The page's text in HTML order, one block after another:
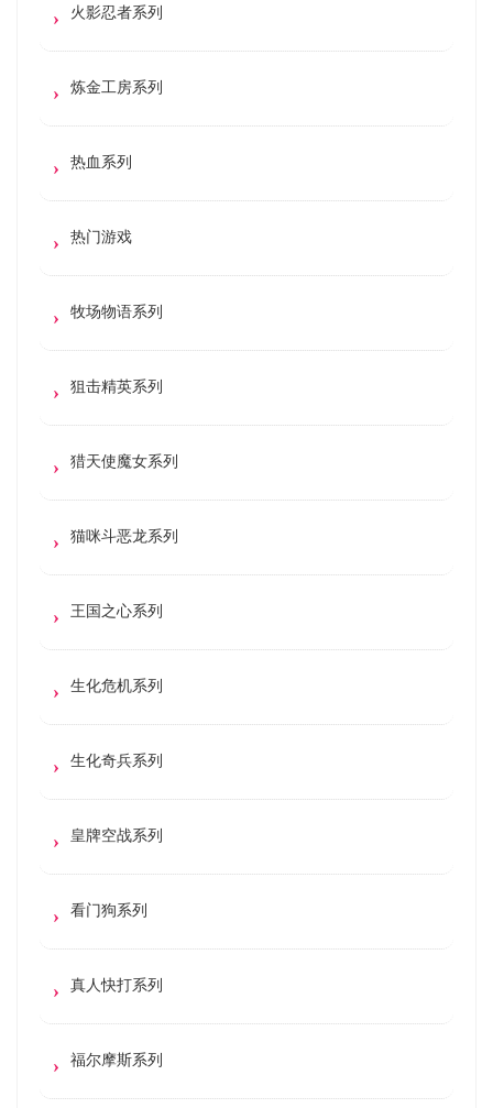
火影忍者系列
炼金工房系列
热血系列
热门游戏
牧场物语系列
狙击精英系列
猎天使魔女系列
猫咪斗恶龙系列
王国之心系列
生化危机系列
生化奇兵系列
皇牌空战系列
看门狗系列
真人快打系列
福尔摩斯系列